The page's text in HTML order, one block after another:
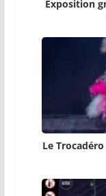
Exposition
Le